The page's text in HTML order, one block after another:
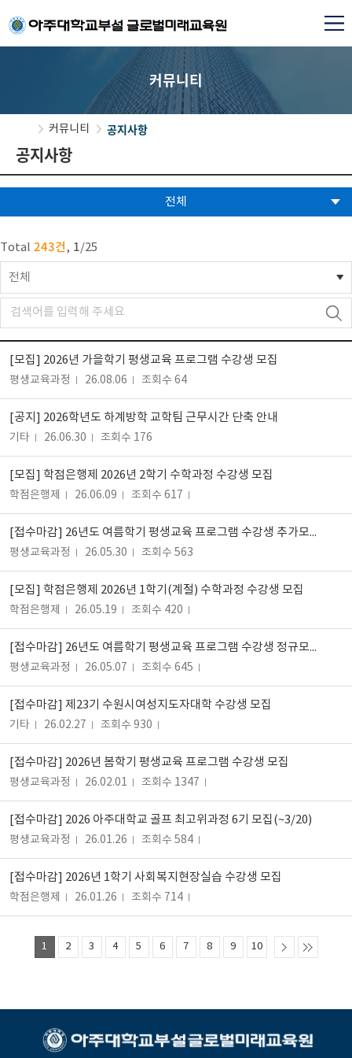
커뮤니티
커뮤니티 공지사항
공지사항
전체
Total 243건, 1/25
전체
[모집] 2026년 가을학기 평생교육 프로그램 수강생 모집
평생교육과정 26.08.06 조회수 64
[공지] 2026학년도 하계방학 교학팀 근무시간 단축 안내
기타 26.06.30 조회수 176
[모집] 학점은행제 2026년 2학기 수학과정 수강생 모집
학점은행제 26.06.09 조회수 617
[접수마감] 26년도 여름학기 평생교육 프로그램 수강생 추가모집
평생교육과정 26.05.30 조회수 563
[모집] 학점은행제 2026년 1학기(계절) 수학과정 수강생 모집
학점은행제 26.05.19 조회수 420
[접수마감] 26년도 여름학기 평생교육 프로그램 수강생 정규모집
평생교육과정 26.05.07 조회수 645
[접수마감] 제23기 수원시여성지도자대학 수강생 모집
기타 26.02.27 조회수 930
[접수마감] 2026년 봄학기 평생교육 프로그램 수강생 모집
평생교육과정 26.02.01 조회수 1347
[접수마감] 2026 아주대학교 골프 최고위과정 6기 모집(~3/20)
평생교육과정 26.01.26 조회수 584
[접수마감] 2026년 1학기 사회복지현장실습 수강생 모집
학점은행제 26.01.26 조회수 714
1 2 3 4 5 6 7 8 9 10